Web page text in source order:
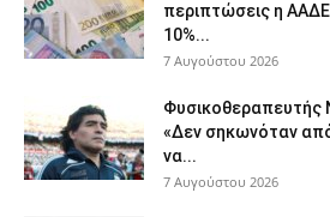
περιπτώσεις η
10%...
7 Αυγούστου 2026
Φυσικοθεραπευτής
«Δεν σηκωνόταν
να...
7 Αυγούστου 2026